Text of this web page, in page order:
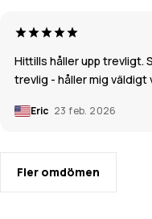
Hittills håller upp trevligt.
trevlig - håller mig väldigt
Eric 23 feb. 2026
Fler omdömen